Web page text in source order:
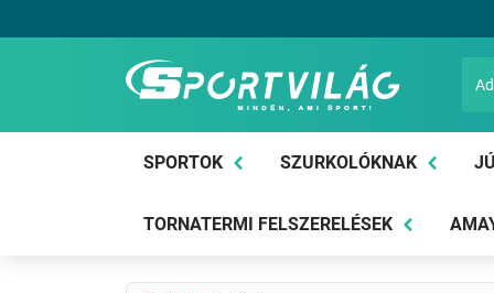
Sportvilág
SPORTOK SZURKOLÓKNAK
TORNATERMI FELSZERELÉSEK